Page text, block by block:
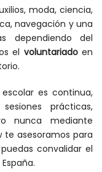
moda, ciencia,
navegación y una
dependiendo del
el voluntariadoen
es continua,
prácticas,
nunca mediante
te asesoramos para
convalidar el